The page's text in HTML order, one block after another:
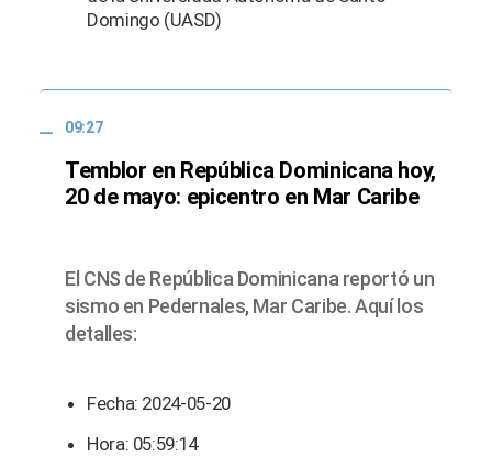
Domingo (UASD)
09:27
Temblor en República Dominicana hoy,
20 de mayo: epicentro en Mar Caribe
El CNS de República Dominicana reportó un
sismo en Pedernales, Mar Caribe. Aquí los
detalles:
Fecha: 2024-05-20
Hora: 05:59:14